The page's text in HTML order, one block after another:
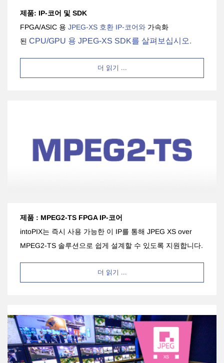
제품: IP-코어 및 SDK
FPGA/ASIC 용 JPEG-XS 호환 IP-코어와 가속화
된 CPU/GPU 용 JPEG-XS SDK를 살펴보십시오.
더 읽기 ...
제품 : MPEG2-TS FPGA IP-코어
intoPIX는 즉시 사용 가능한 이 IP를 통해 JPEG XS over
MPEG2-TS 솔루션으로 쉽게 설계할 수 있도록 지원합니다.
더 읽기 ...